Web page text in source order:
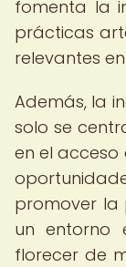
fomenta la
prácticas
relevantes
Además, la
solo se
en el acceso
promover la
un entorno
florecer de